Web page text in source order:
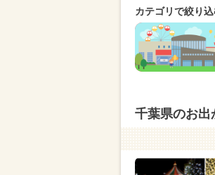
カテゴリで絞り
千葉県のお出